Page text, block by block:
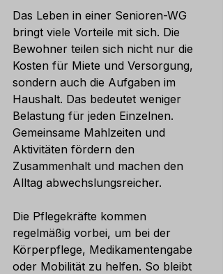
Das Leben in einer Senioren-WG
bringt viele Vorteile mit sich. Die
Bewohner teilen sich nicht nur die
Kosten für Miete und Versorgung,
sondern auch die Aufgaben im
Haushalt. Das bedeutet weniger
Belastung für jeden Einzelnen.
Gemeinsame Mahlzeiten und
Aktivitäten fördern den
Zusammenhalt und machen den
Alltag abwechslungsreicher.
Die Pflegekräfte kommen
regelmäßig vorbei, um bei der
Körperpflege, Medikamentengabe
oder Mobilität zu helfen. So bleibt